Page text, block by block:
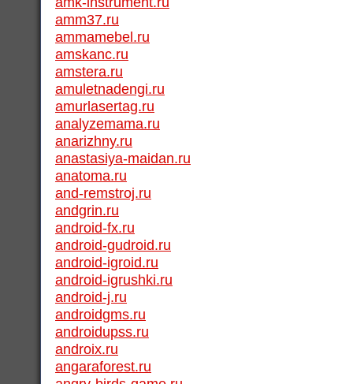
amm37.ru
ammamebel.ru
amskanc.ru
amstera.ru
amuletnadengi.ru
amurlasertag.ru
analyzemama.ru
anarizhny.ru
anastasiya-maidan.ru
anatoma.ru
and-remstroj.ru
andgrin.ru
android-fx.ru
android-gudroid.ru
android-igroid.ru
android-igrushki.ru
android-j.ru
androidgms.ru
androidupss.ru
androix.ru
angaraforest.ru